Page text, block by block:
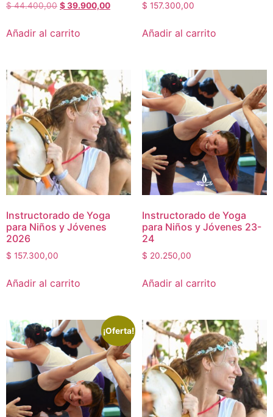
$44.400,00 $39.900,00
Añadir al carrito
$ 157.300,00
Añadir al carrito
Instructorado de Yoga
para Niños y Jóvenes
2026
$ 157.300,00
Añadir al carrito
Instructorado de Yoga
para Niños y Jóvenes 23-
24
$ 20.250,00
Añadir al carrito
¡Oferta!